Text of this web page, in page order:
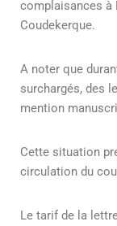
complaisances à
Coudekerque.
A noter que
surchargés, des
mention
Cette situation
circulation du
Le tarif de la